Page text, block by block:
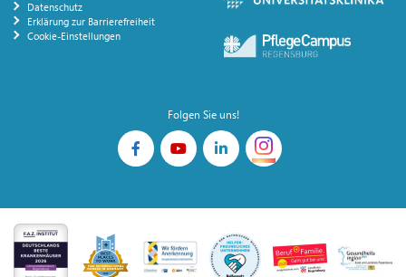
Datenschutz
Erklärung zur Barrierefreiheit
Cookie-Einstellungen
Folgen Sie uns!